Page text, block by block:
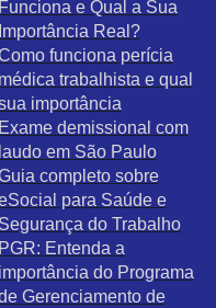
Funciona e Qual a Sua
Importância Real?
funciona perícia
médica trabalhista e qual
importância
Exame demissional com
laudo em São Paulo
completo sobre
para Saúde e
Segurança do Trabalho
PGR: Entenda a
importância do Programa
Gerenciamento de